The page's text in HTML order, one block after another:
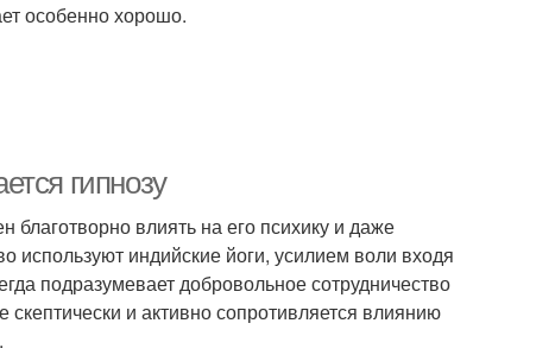
особенно хорошо.
гипнозу
благотворно влиять на его психику и даже
индийские йоги, усилием воли входя
подразумевает добровольное сотрудничество
и активно сопротивляется влиянию